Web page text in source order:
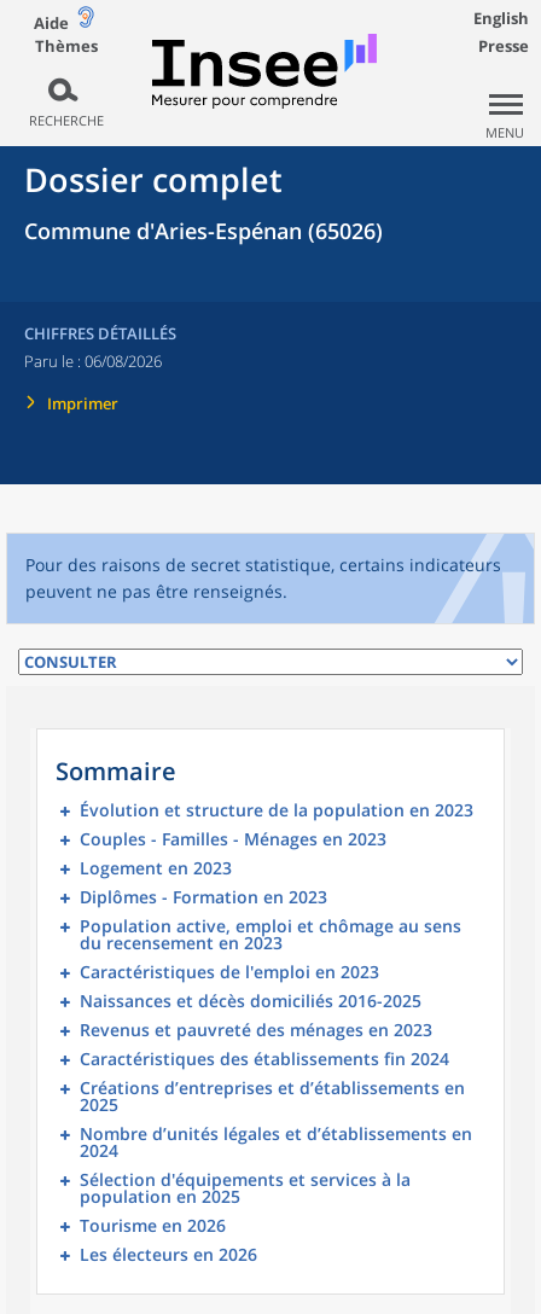
Aide
Thèmes
RECHERCHE
English
Presse
MENU
Dossier complet
Commune d'Aries-Espénan (65026)
CHIFFRES DÉTAILLÉS
Paru le : 06/08/2026
Imprimer
Pour des raisons de secret statistique, certains indicateurs
peuvent ne pas être renseignés.
Sommaire
Évolution et structure de la population en 2023
Couples - Familles - Ménages en 2023
Logement en 2023
Diplômes - Formation en 2023
Population active, emploi et chômage au sens
du recensement en 2023
Caractéristiques de l'emploi en 2023
Naissances et décès domiciliés 2016-2025
Revenus et pauvreté des ménages en 2023
Caractéristiques des établissements fin 2024
Créations d’entreprises et d’établissements en
2025
Nombre d’unités légales et d’établissements en
2024
Sélection d'équipements et services à la
population en 2025
Tourisme en 2026
Les électeurs en 2026